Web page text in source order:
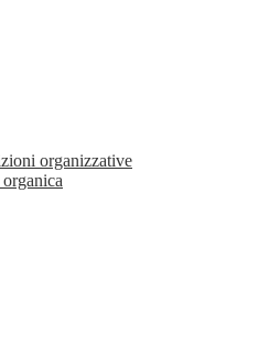
organizzative